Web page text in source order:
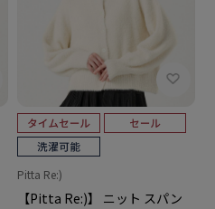
Pitta Re:)
【Pitta Re:)】 ニット スパン